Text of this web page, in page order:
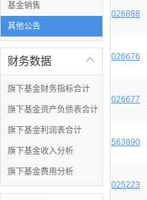
基金销售
其他公告

财务数据
旗下基金财务指标合计
旗下基金资产负债表合计
旗下基金利润表合计
旗下基金收入分析
旗下基金费用分析
026888
026676
026677
563890
025223